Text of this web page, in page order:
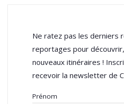
Ne ratez pas les derniers
reportages pour
nouveaux itinéraires !
recevoir la newsletter de
Prénom